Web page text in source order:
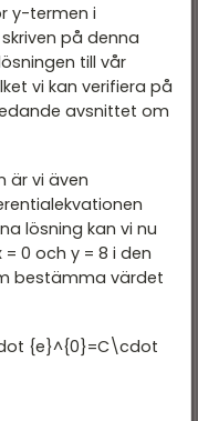
y-termen i
på denna
till vår
vi kan verifiera på
avsnittet om
är vi även
lösning kan vi nu
0 och y = 8 i den
bestämma värdet
{e}^{0}=C\cdot